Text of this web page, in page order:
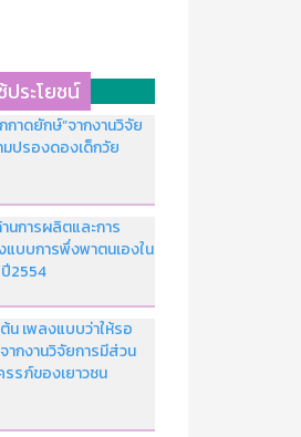
ประโยชน์
กาดยักษ์”จากงานวิจัย
ปรองดองเด็กวัย
การผลิตและการ
บบการพึ่งพาตนเองใน
2554
น เพลงแบบว่าให้รอ
ากงานวิจัยการมีส่วน
รภ์ของเยาวชน